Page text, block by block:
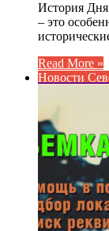
История
– это
Read More »
Новости